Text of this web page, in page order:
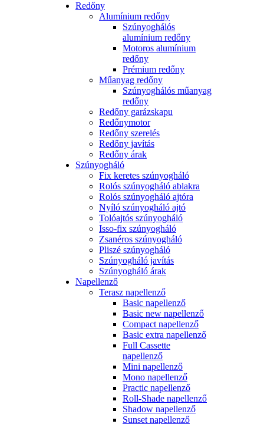
Redőny
Alumínium redőny
Szúnyoghálós
alumínium redőny
Motoros alumínium
redőny
Prémium redőny
Műanyag redőny
Szúnyoghálós műanyag
redőny
Redőny garázskapu
Redőnymotor
Redőny szerelés
Redőny javítás
Redőny árak
Szúnyogháló
Fix keretes szúnyogháló
Rolós szúnyogháló ablakra
Rolós szúnyogháló ajtóra
Nyíló szúnyogháló ajtó
Tolóajtós szúnyogháló
Isso-fix szúnyogháló
Zsanéros szúnyogháló
Pliszé szúnyogháló
Szúnyogháló javítás
Szúnyogháló árak
Napellenző
Terasz napellenző
Basic napellenző
Basic new napellenző
Compact napellenző
Basic extra napellenző
Full Cassette
napellenző
Mini napellenző
Mono napellenző
Practic napellenző
Roll-Shade napellenző
Shadow napellenző
Sunset napellenző